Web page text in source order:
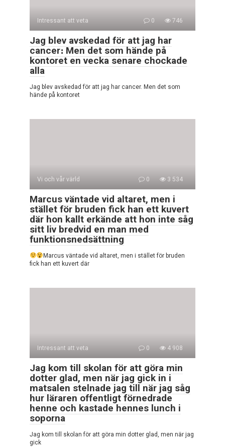
Intressant att veta 0 746
Jag blev avskedad för att jag har
cancer։ Men det som hände på
kontoret en vecka senare chockade
alla
Jag blev avskedad för att jag har cancer. Men det som
hände på kontoret
Vi och vår värld 0 3 534
Marcus väntade vid altaret, men i
stället för bruden fick han ett kuvert
där hon kallt erkände att hon inte såg
sitt liv bredvid en man med
funktionsnedsättning
Marcus väntade vid altaret, men i stället för bruden
fick han ett kuvert där
Intressant att veta 0 4 908
Jag kom till skolan för att göra min
dotter glad, men när jag gick in i
matsalen stelnade jag till när jag såg
hur läraren offentligt förnedrade
henne och kastade hennes lunch i
soporna
Jag kom till skolan för att göra min dotter glad, men när jag
gick